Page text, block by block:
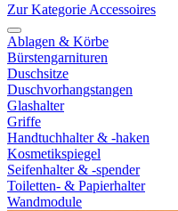
Zur Kategorie Accessoires
Ablagen & Körbe
Bürstengarnituren
Duschsitze
Duschvorhangstangen
Glashalter
Griffe
Handtuchhalter & -haken
Kosmetikspiegel
Seifenhalter & -spender
Toiletten- & Papierhalter
Wandmodule